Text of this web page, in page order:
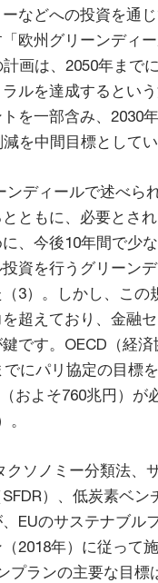
などへの投資を通
欧州グリーンディ
画は、2050年まで
ルを達成するとい
を一部含み、2030
を中間目標としてい
ンディールで述べら
ともに、必要とさ
、今後10年間で少
資を行うグリーン
3）。しかし、この
超えており、金融
です。OECD（経
にパリ協定の目標
およそ760兆円）が
クソノミー分類法、
）、低炭素ベン
EUのサステナブル
2018年）に従って
プランの主要な目標